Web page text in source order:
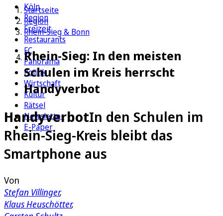
Köln
Region
Freizeit
Restaurants
FC
Panorama
Politik
Wirtschaft
Kultur
Rätsel
Newsletter
E-Paper
Startseite
Region
Rhein-Sieg & Bonn
Rhein-Sieg: In den meisten
Schulen im Kreis herrscht
Handyverbot
HandyverbotIn den Schulen im
Rhein-Sieg-Kreis bleibt das
Smartphone aus
Von
Stefan Villinger,
Klaus Heuschötter,